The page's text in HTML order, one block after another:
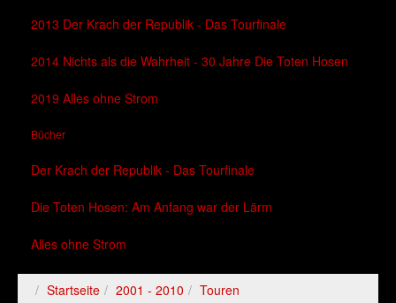
2013 Der Krach der Republik - Das Tourfinale
2014 Nichts als die Wahrheit - 30 Jahre Die Toten Hosen
2019 Alles ohne Strom
Bücher
Der Krach der Republik - Das Tourfinale
Die Toten Hosen: Am Anfang war der Lärm
Alles ohne Strom
Startseite 2001 - 2010
Touren